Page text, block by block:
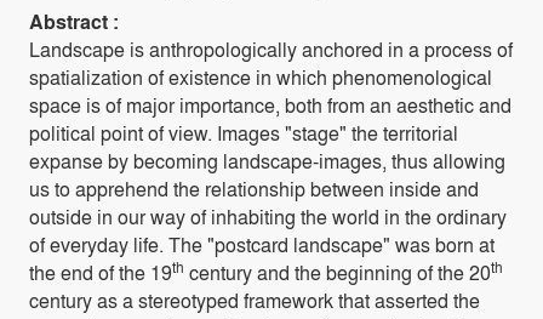
Abstract :
Landscape is anthropologically anchored in a process of
spatialization of existence in which phenomenological
space is of major importance, both from an aesthetic and
political point of view. Images "stage" the territorial
expanse by becoming landscape-images, thus allowing
us to apprehend the relationship between inside and
outside in our way of inhabiting the world in the ordinary
of everyday life. The "postcard landscape" was born at
the end of the 19th century and the beginning of the 20th
century as a stereotyped framework that asserted the